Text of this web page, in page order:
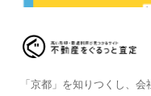
「京都」を知りつくし、